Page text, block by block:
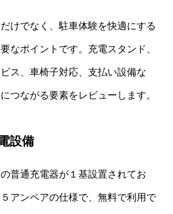
けでなく、駐車体験を快適にする
なポイントです。充電スタンド、
ス、車椅子対応、支払い設備な
つながる要素をレビューします。
設備
普通充電器が１基設置されてお
アンペアの仕様で、無料で利用で